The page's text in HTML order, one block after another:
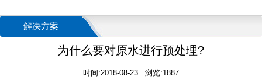
解决方案
为什么要对原水进行预处理?
时间:2018-08-23 浏览:1887